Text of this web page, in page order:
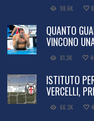
98.6K
QUANTO
VINCONO
81.3K
ISTITUTO
VERCELLI,
66.3K